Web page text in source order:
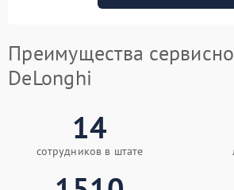
Преимущества
DeLonghi
14
сотрудников в штате